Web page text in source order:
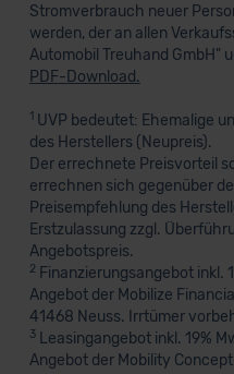
Stromverbrauch neuer
werden, der an allen
Automobil Treuhand GmbH"
PDF-Download.
1UVP bedeutet: Ehemalige
des Herstellers (Neupreis).
Der errechnete Preisvorteil
errechnen sich gegenüber
Preisempfehlung des
Erstzulassung zzgl.
Angebotspreis.
2 Finanzierungsangebot inkl.
Angebot der Mobilize
41468 Neuss. Irrtümer
3Leasingangebot inkl. 19%
Angebot der Mobility